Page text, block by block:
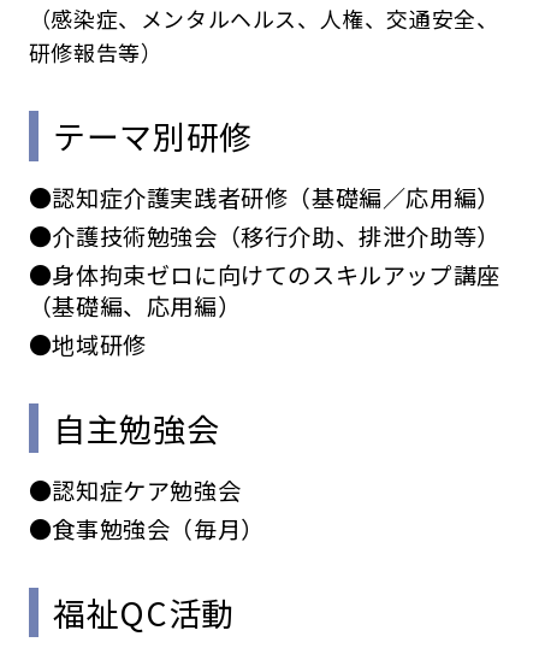
（感染症、メンタルヘルス、人権、交通安全、
研修報告等）
テーマ別研修
●認知症介護実践者研修（基礎編／応用編）
●介護技術勉強会（移行介助、排泄介助等）
●身体拘束ゼロに向けてのスキルアップ講座
（基礎編、応用編）
●地域研修
自主勉強会
●認知症ケア勉強会
●食事勉強会（毎月）
福祉QC活動